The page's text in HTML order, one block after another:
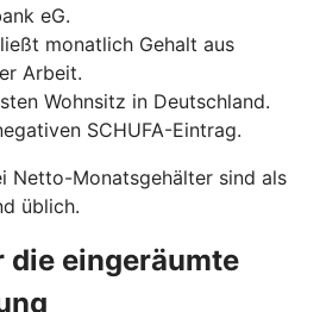
eG.
monatlich Gehalt aus
Arbeit.
Wohnsitz in Deutschland.
SCHUFA-Eintrag.
Netto-Monatsgehälter sind als
üblich.
eingeräumte